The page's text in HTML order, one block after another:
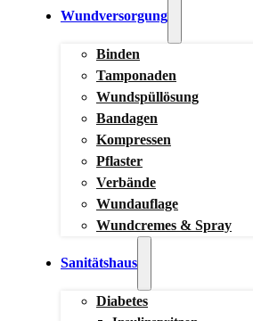
Wundversorgung
Binden
Tamponaden
Wundspüllösung
Bandagen
Kompressen
Pflaster
Verbände
Wundauflage
Wundcremes & Spray
Sanitätshaus
Diabetes